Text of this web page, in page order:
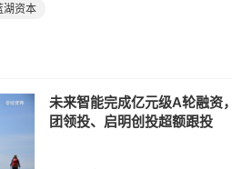
湖资本
未来智能完成亿元级A轮融资
团领投、启明创投超额跟投